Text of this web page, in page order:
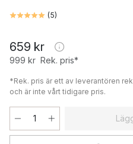
(5)
659 kr
999 kr Rek. pris*
*Rek. pris är ett av leverantören
och är inte vårt tidigare pris.